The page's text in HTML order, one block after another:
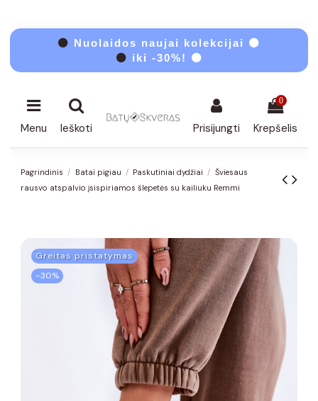
⚫ Nuolaidos naujai kolekcijai ⚫
⚫ iki -30%! ⚫
Menu Ieškoti Prisijungti
0
Krepšelis
Pagrindinis Batai pigiau Paskutiniai dydžiai
Šviesaus
rausvo atspalvio įsispiriamos šlepetės su kailiuku Remmi
Greitas pristatymas
−30%